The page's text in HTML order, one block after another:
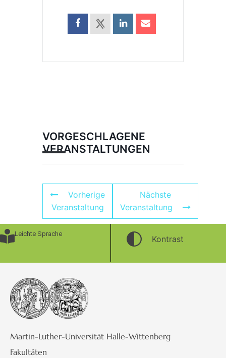
VORGESCHLAGENE
VERANSTALTUNGEN
Vorherige
Veranstaltung
Nächste
Veranstaltung
Leichte Sprache
Kontrast
Martin-Luther-Universität Halle-Wittenberg
Fakultäten